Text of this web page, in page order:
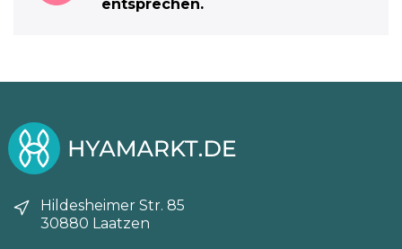
entsprechen.
Hildesheimer Str. 85
30880 Laatzen